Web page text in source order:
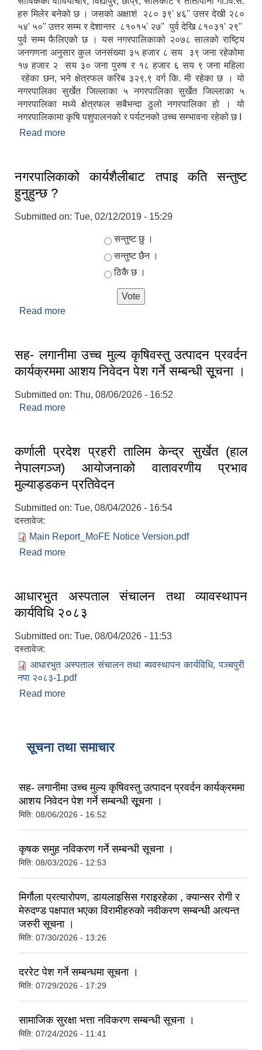
हरु मिलेर बनेको छ । जसको अक्षाशं २८० ३९' ४६'' उत्तर देखी २८०
५४' ५०'' उत्तर सम्म र देशान्तर ८१०१५' २७'' पुर्व देखि ८१०३१' २९''
पुर्व सम्म फैलिएको छ । यस नगरपालिकाको २०७८ सालको राष्ट्यि
जनगणना अनुसार कुल जनसंख्या ३५ हजार ८ सय ३९ जना रहेकोमा
१७ हजार २ सय ३० जना पुरुष र १८ हजार ६ सय ९ जना महिला
रहेका छन, भने क्षेत्रफल करिब ३२९.९ वर्ग कि. मी रहेका छ । यो
नगरपालिका सुर्खेत जिल्लाका ५ नगरपालिका सुर्खेत जिल्लाका ५
नगरपालिका मध्ये क्षेत्रफल सबैभन्दा ठुलो नगरपालिका हो । यो
नगरपालिकामा कृषि पशुपालनको र पर्यटनको उच्च सम्भावना रहेको छ I
Read more
नगरपालिकाको कार्यशैलीबाट तपाइ कति सन्तुष्ट
हुनुहुन्छ ?
Submitted on: Tue, 02/12/2019 - 15:29
Choices
सन्तुष्ट छु ।
सन्तुष्ट छैन ।
ठिकै छ ।
Read more
सह- लगानीमा उच्च मुल्य कृषिवस्तु उत्पादन प्रवर्दन
कार्यक्रममा आशय निवेदन पेश गर्ने सम्बन्धी सूूचना ।
Submitted on: Thu, 08/06/2026 - 16:52
Read more
कर्णाली प्रदेश प्रहरी तालिम केन्द्र सुर्खेत (हाल
नेपालगञ्ज) आयोजनाको वातावरणीय प्रभाव
मुल्याड्डकन प्रतिवेदन
Submitted on: Tue, 08/04/2026 - 16:54
दस्तावेज:
Main Report_MoFE Notice Version.pdf
Read more
आधारभुत अस्पताल संचालन तथा व्यावस्थापन
कार्यविधि २०८३
Submitted on: Tue, 08/04/2026 - 11:53
दस्तावेज:
आधारभुत अस्पताल संचालन तथा ब्यवस्थापन कार्यविधि, पञ्चपुरी
नपा २०८३-1.pdf
Read more
सूचना तथा समाचार
सह- लगानीमा उच्च मुल्य कृषिवस्तु उत्पादन प्रवर्दन कार्यक्रममा
आशय निवेदन पेश गर्ने सम्बन्धी सूूचना ।
मिति: 08/06/2026 - 16:52
कृषक समुह नविकरण गर्ने सम्बन्धी सूचना ।
मिति: 08/03/2026 - 12:53
मिर्गौला प्रत्यारोपण, डायलाइसिस गराइरहेका , क्यान्सर रोगी र
मेरुदण्ड पक्षपात भएका विरामीहरुको नवीकरण सम्बन्धी अत्यन्त
जरुरी सूचना ।
मिति: 07/30/2026 - 13:26
दररेट पेश गर्ने सम्बन्धमा सूचना ।
मिति: 07/29/2026 - 17:29
सामाजिक सुरक्षा भत्ता नविकरण सम्बन्धी सूचना ।
मिति: 07/24/2026 - 11:41